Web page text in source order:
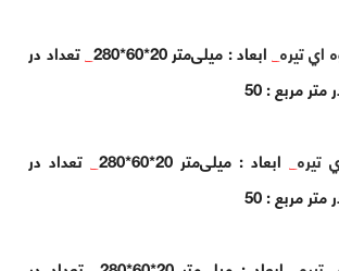
اي تيره_ابعاد : میلی‌متر 20*60*280 _تعداد در
متر مربع : 50
تيره_ ابعاد : میلی‌متر 20*60*280 _تعداد در
متر مربع : 50